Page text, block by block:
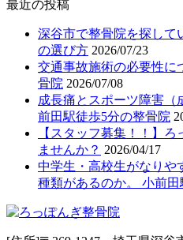
最近の投稿
深谷市で整骨院を探して
の選び方 2026/07/23
交通事故施術の必要性に
骨院 2026/07/08
成長痛とスポーツ障害（
前田駅徒歩5分の整骨院
【スタッフ募集！！】
ませんか？ 2026/04/17
中学生・高校生がなりや
種類があるのか。 小前